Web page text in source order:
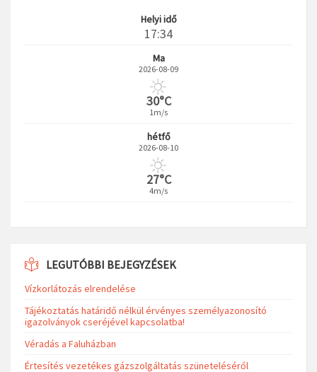
Helyi idő
17:34
Ma
2026-08-09
30°C
1m/s
hétfő
2026-08-10
27°C
4m/s
LEGUTÓBBI BEJEGYZÉSEK
Vízkorlátozás elrendelése
Tájékoztatás határidő nélkül érvényes személyazonosító
igazolványok cseréjével kapcsolatba!
Véradás a Faluházban
Értesítés vezetékes gázszolgáltatás szüneteléséről